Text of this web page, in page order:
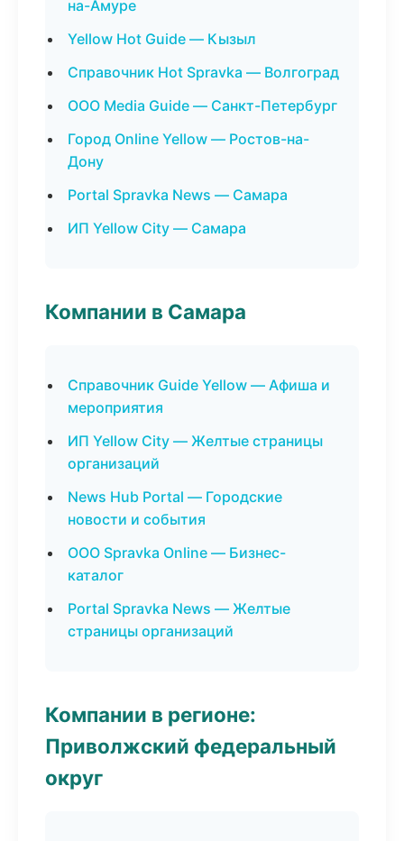
на-Амуре
Yellow Hot Guide — Кызыл
Справочник Hot Spravka — Волгоград
ООО Media Guide — Санкт-Петербург
Город Online Yellow — Ростов-на-
Дону
Portal Spravka News — Самара
ИП Yellow City — Самара
Компании в Самара
Справочник Guide Yellow — Афиша и
мероприятия
ИП Yellow City — Желтые страницы
организаций
News Hub Portal — Городские
новости и события
ООО Spravka Online — Бизнес-
каталог
Portal Spravka News — Желтые
страницы организаций
Компании в регионе:
Приволжский федеральный
округ